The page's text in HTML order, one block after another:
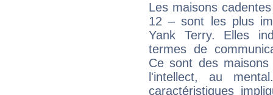
Les maisons
12 – sont les plus
Yank Terry. Elles
termes de
Ce sont des
l'intellect, au
caractéristiques